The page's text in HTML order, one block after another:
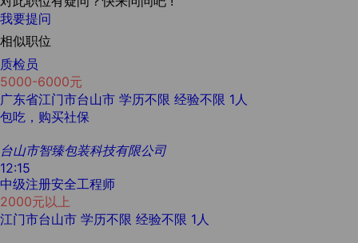
我要提问
相似职位
质检员
5000-6000元
广东省江门市台山市 学历不限 经验不限 1人
包吃，购买社保
台山市智臻包装科技有限公司
12:15
中级注册安全工程师
2000元以上
江门市台山市 学历不限 经验不限 1人